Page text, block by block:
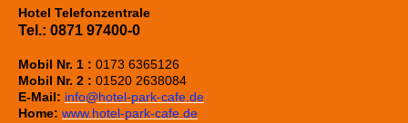
Hotel Telefonzentrale
Tel.: 0871 97400-0
Mobil Nr. 1 : 0173 6365126
Mobil Nr. 2 : 01520 2638084
E-Mail: info@hotel-park-cafe.de
Home: www.hotel-park-cafe.de